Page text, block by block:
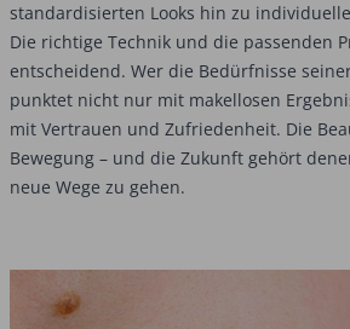
standardisierten Looks hin zu
Die richtige Technik und die passenden
entscheidend. Wer die Bedürfnisse
punktet nicht nur mit makellosen
mit Vertrauen und Zufriedenheit. Die
Bewegung – und die Zukunft gehört
neue Wege zu gehen.